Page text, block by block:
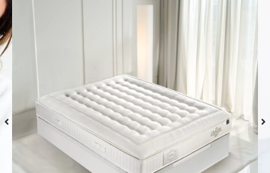
Colchón S-Grafeno Hannes
Desde 769,00 €